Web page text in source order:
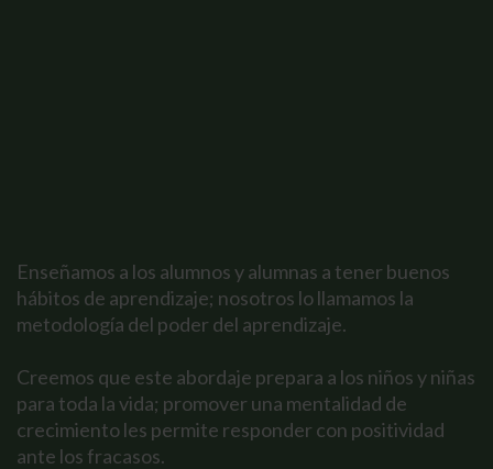
Enseñamos a los alumnos y alumnas a tener buenos
hábitos de aprendizaje; nosotros lo llamamos la
metodología del poder del aprendizaje.
Creemos que este abordaje prepara a los niños y niñas
para toda la vida; promover una mentalidad de
crecimiento les permite responder con positividad
ante los fracasos.